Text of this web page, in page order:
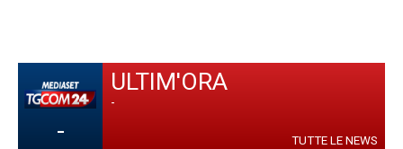
-
ULTIM'ORA
-
TUTTE LE NEWS